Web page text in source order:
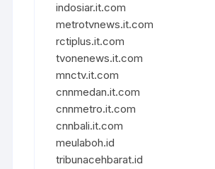
indosiar.it.com
metrotvnews.it.com
rctiplus.it.com
tvonenews.it.com
mnctv.it.com
cnnmedan.it.com
cnnmetro.it.com
cnnbali.it.com
meulaboh.id
tribunacehbarat.id